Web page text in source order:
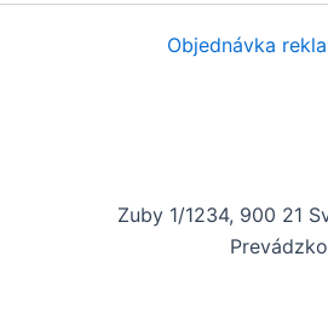
Objednávka
Zuby 1/1234, 900 21